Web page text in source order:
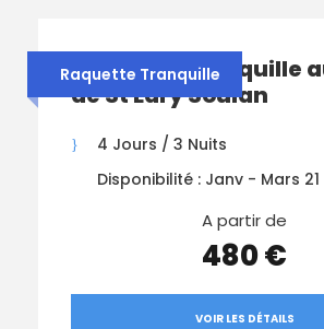
Raquette Tranquille
Raquette Tranquille
de St Lary Soulan
4 Jours / 3 Nuits
Disponibilité : Janv - Mars 21
A partir de
480 €
VOIR LES DÉTAILS